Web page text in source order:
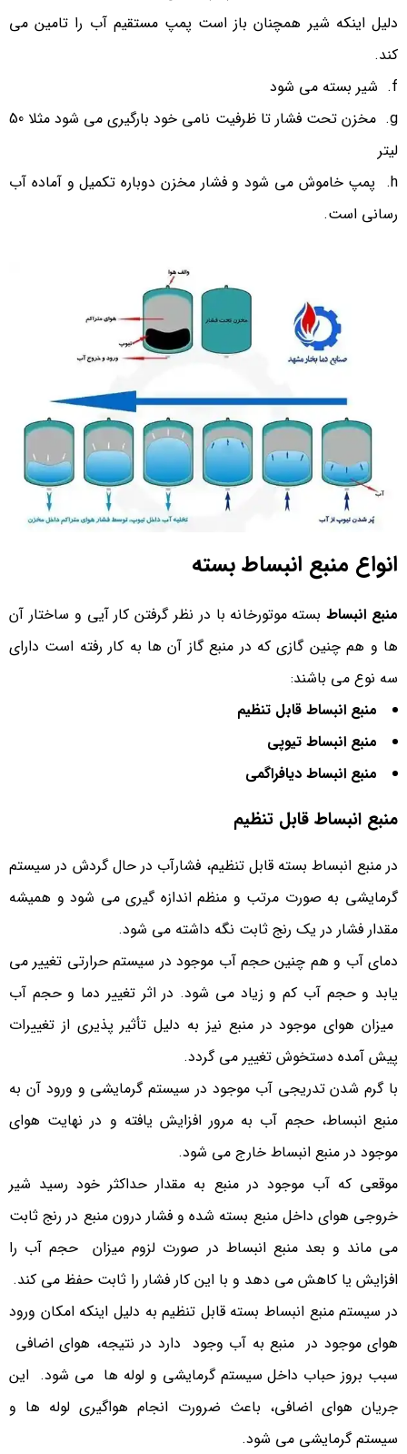
دلیل اینکه شیر همچنان باز است پمپ مستقیم آب را تامین می
کند.
شیر بسته می شود
مخزن تحت فشار تا ظرفیت نامی خود بارگیری می شود مثلا 50
لیتر
پمپ خاموش می شود و فشار مخزن دوباره تکمیل و آماده آب
رسانی است.
انواع منبع انبساط بسته
منبع انبساطبسته موتورخانه با در نظر گرفتن کار آیی و ساختار آن
ها و هم چنین گازی که در منبع گاز آن ها به کار رفته است دارای
سه نوع می باشند:
منبع انبساط قابل تنظیم
منبع انبساط تیوپی
منبع انبساط دیافراگمی
منبع انبساط قابل تنظیم
در منبع انبساط بسته قابل تنظیم، فشارآب در حال گردش در سیستم
گرمایشی به صورت مرتب و منظم اندازه گیری می شود و همیشه
مقدار فشار در یک رنج ثابت نگه داشته می شود.
دمای آب و هم چنین حجم آب موجود در سیستم حرارتی تغییر می
یابد و حجم آب کم و زیاد می شود. در اثر تغییر دما و حجم آب
میزان هوای موجود در منبع نیز به دلیل تأثیر پذیری از تغییرات
پیش آمده دستخوش تغییر می گردد.
با گرم شدن تدریجی آب موجود در سیستم گرمایشی و ورود آن به
منبع انبساط، حجم آب به مرور افزایش یافته و در نهایت هوای
موجود در منبع انبساط خارج می شود.
موقعی که آب موجود در منبع به مقدار حداکثر خود رسید شیر
خروجی هوای داخل منبع بسته شده و فشار درون منبع در رنج ثابت
می ماند و بعد منبع انبساط در صورت لزوم میزان حجم آب را
افزایش یا کاهش می دهد و با این کار فشار را ثابت حفظ می کند.
در سیستم منبع انبساط بسته قابل تنظیم به دلیل اینکه امکان ورود
هوای موجود در منبع به آب وجود دارد در نتیجه، هوای اضافی
سبب بروز حباب داخل سیستم گرمایشی و لوله ها می شود. این
جریان هوای اضافی، باعث ضرورت انجام هواگیری لوله ها و
سیستم گرمایشی می شود.